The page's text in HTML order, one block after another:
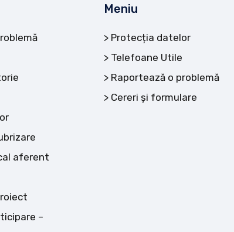
aferent
–
Meniu
Protecția datelor
Telefoane Utile
Raportează o problemă
Cereri și formulare